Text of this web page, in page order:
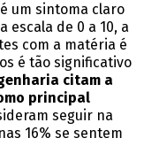
um sintoma claro
escala de 0 a 10, a
com a matéria é
é tão significativo
citam a
principal
seguir na
16% se sentem